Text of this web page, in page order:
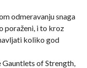
odmeravanju snaga
poraženi, i to kroz
koliko god
of Strength,